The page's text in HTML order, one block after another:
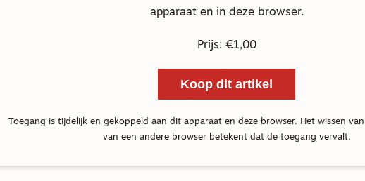
apparaat en in deze browser.
Prijs: €1,00
Koop dit artikel
Toegang is tijdelijk en gekoppeld aan dit apparaat en deze browser. Het wissen
van een andere browser betekent dat de toegang vervalt.